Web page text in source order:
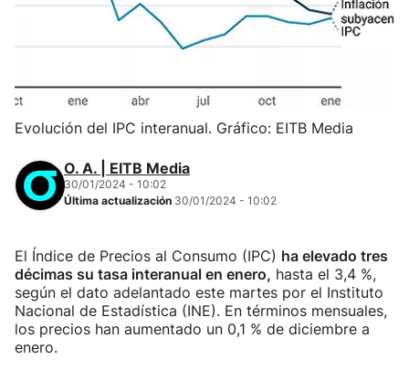
Evolución del IPC interanual. Gráfico: EITB Media
O. A. | EITB Media
30/01/2024 - 10:02
Última actualización 30/01/2024 - 10:02
El Índice de Precios al Consumo (IPC) ha elevado tres
décimas su tasa interanual en enero, hasta el 3,4 %,
según el dato adelantado este martes por el Instituto
Nacional de Estadística (INE). En términos mensuales,
los precios han aumentado un 0,1 % de diciembre a
enero.